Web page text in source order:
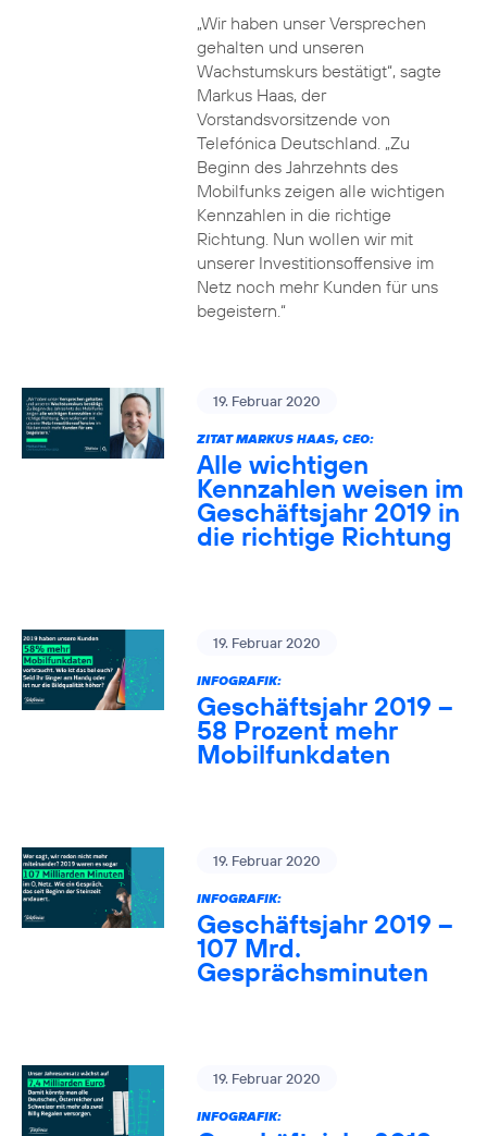
„Wir haben unser Versprechen
gehalten und unseren
Wachstumskurs bestätigt“, sagte
Markus Haas, der
Vorstandsvorsitzende von
Telefónica Deutschland. „Zu
Beginn des Jahrzehnts des
Mobilfunks zeigen alle wichtigen
Kennzahlen in die richtige
Richtung. Nun wollen wir mit
unserer Investitionsoffensive im
Netz noch mehr Kunden für uns
begeistern.“
19. Februar 2020
ZITAT MARKUS HAAS, CEO:
Alle wichtigen
Kennzahlen weisen im
Geschäftsjahr 2019 in
die richtige Richtung
19. Februar 2020
INFOGRAFIK:
Geschäftsjahr 2019 –
58 Prozent mehr
Mobilfunkdaten
19. Februar 2020
INFOGRAFIK:
Geschäftsjahr 2019 –
107 Mrd.
Gesprächsminuten
19. Februar 2020
INFOGRAFIK: